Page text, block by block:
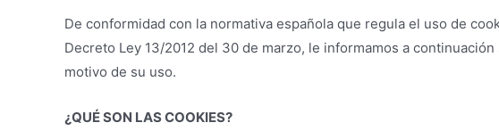
De conformidad con la normativa española que regula el uso de
Decreto Ley 13/2012 del 30 de marzo, le informamos a
motivo de su uso.
¿QUÉ SON LAS COOKIES?